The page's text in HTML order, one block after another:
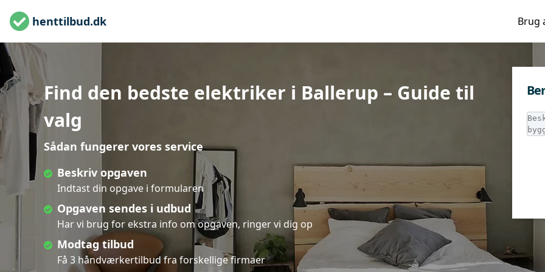
henttilbud.dk Brug
Find den bedste elektriker i Ballerup – Guide til
valg
Sådan fungerer vores service
Beskriv opgaven
Indtast din opgave i formularen
Opgaven sendes i udbud
Har vi brug for ekstra info om opgaven, ringer vi dig op
Modtag tilbud
Få 3 håndværkertilbud fra forskellige firmaer